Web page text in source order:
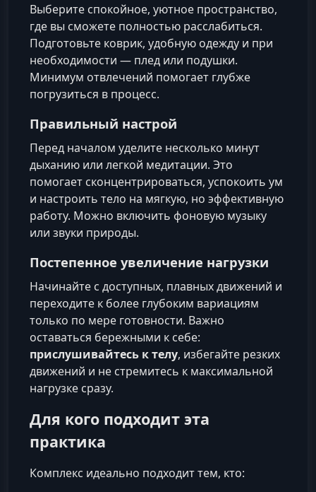
Выберите спокойное, уютное пространство,
где вы сможете полностью расслабиться.
Подготовьте коврик, удобную одежду и при
необходимости — плед или подушки.
Минимум отвлечений помогает глубже
погрузиться в процесс.
Правильный настрой
Перед началом уделите несколько минут
дыханию или легкой медитации. Это
помогает сконцентрироваться, успокоить ум
и настроить тело на мягкую, но эффективную
работу. Можно включить фоновую музыку
или звуки природы.
Постепенное увеличение нагрузки
Начинайте с доступных, плавных движений и
переходите к более глубоким вариациям
только по мере готовности. Важно
оставаться бережными к себе:
прислушивайтесь к телу, избегайте резких
движений и не стремитесь к максимальной
нагрузке сразу.
Для кого подходит эта
практика
Комплекс идеально подходит тем, кто: